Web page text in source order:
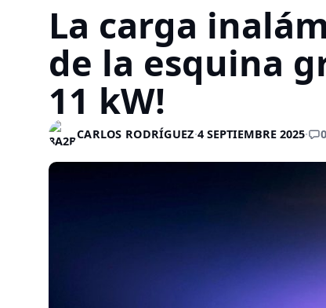
La carga
de la esquina
11 kW!
CARLOS RODRÍGUEZ·4 SEPTIEMBRE 2025· 0